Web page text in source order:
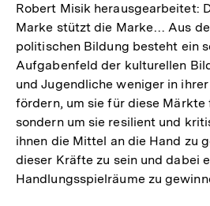
Robert Misik herausgearbeitet:
Marke stützt die Marke… Aus
politischen Bildung besteht ein
Aufgabenfeld der kulturellen
und Jugendliche weniger in
fördern, um sie für diese Märkte
sondern um sie resilient und
ihnen die Mittel an die Hand zu
dieser Kräfte zu sein und dabei
Handlungsspielräume zu